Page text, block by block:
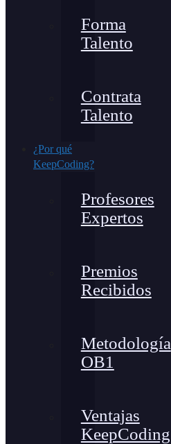
Forma
Talento
Contrata
Talento
¿Por qué
KeepCoding?
Profesores
Expertos
Premios
Recibidos
Metodología
OB1
Ventajas
KeepCoding